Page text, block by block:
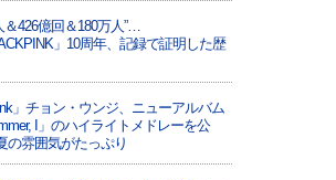
＆426億回＆180万人”…
」10周年、記録で証明した歴
」チョン・ウンジ、ニューアルバム
I」のハイライトメドレーを公
の雰囲気がたっぷり